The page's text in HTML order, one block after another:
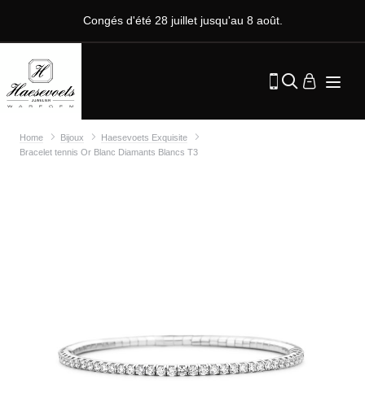
Congés d'été 28 juillet jusqu'au 8 août.
Home Bijoux
Haesevoets Exquisite
Bracelet tennis Or Blanc Diamants Blancs T3